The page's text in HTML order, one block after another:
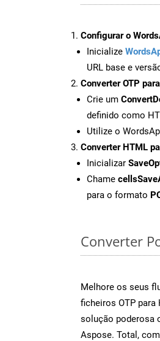
Configurar o
Inicialize
URL base e
Converter OTP
Crie um
definido como
Utilize o
Converter HTML
Inicializar
Chame
para o formato
Converter
Melhore os seus
ficheiros OTP
solução poderosa
Aspose. Total,